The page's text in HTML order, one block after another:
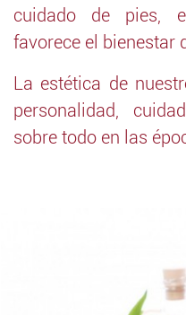
cuidado de pies,
favorece el bienestar
La estética de
personalidad,
sobre todo en las